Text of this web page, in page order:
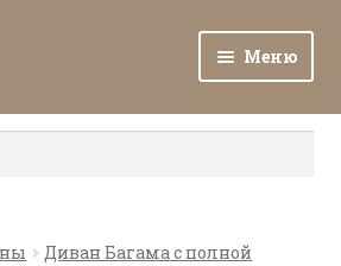
Меню
Диван Багама с полной